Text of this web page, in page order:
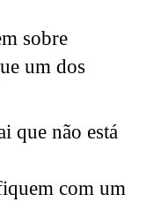
sobre
um dos
que não está
com um